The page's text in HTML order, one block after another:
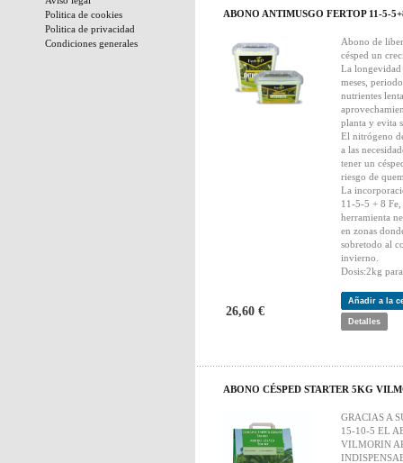
Politica de cookies
Politica de privacidad
Condiciones generales
ABONO ANTIMUSGO FERTOP 11-5-
Abono de
césped un
La longevidad
meses,
nutrientes
planta y evita
El nitrógeno
a las
tener un
riesgo de
La
11-5-5 + 8
herramienta
en zonas
sobretodo al
invierno.
Dosis:2kg
26,60 €
Añadir a la
Detalles
ABONO CÉSPED STARTER 5KG
GRACIAS A
15-10-5 EL
VILMORIN